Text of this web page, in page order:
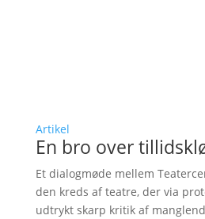
Artikel
En bro over
Et dialogmøde mellem
den kreds af teatre, der via
udtrykt skarp kritik af